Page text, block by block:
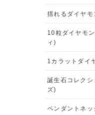
揺れるダイヤモ
10粒ダイヤモ
ィ)
1カラットダイ
誕生石コレク
ズ)
ペンダントネッ